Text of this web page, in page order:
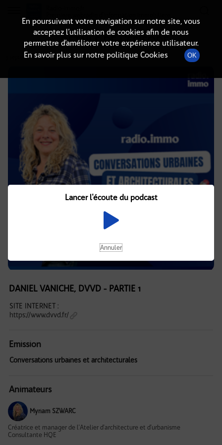
DÉTAILS DE L'ÉPISODE
3 septembre 2024à 7h02, durée : 14 minutes
DANIEL VANICHE, DVVD - PARTIE 1
SITE INTERNET :
https://www.dvvd.fr/
Emission
Conversations urbaines et architecturales
Animateurs
Myriam SZWARC
Créatrice et manager de l'Atelier d'architecture et d'urbanisme
Consultante HQE
En poursuivant votre navigation sur notre site, vous
acceptez l’utilisation de cookies afin de nous
permettre d’améliorer votre expérience utilisateur.
En savoir plus sur notre politique Cookies
OK
Lancer l'écoute du podcast
Annuler